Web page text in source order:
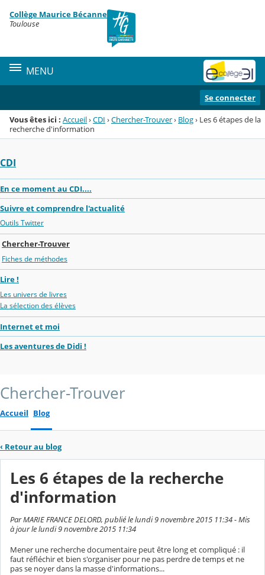
Menu de la rubrique
Contenu
Collège Maurice Bécanne
Toulouse
MENU
Se connecter
Vous êtes ici : Accueil›CDI ›Chercher-Trouver› Blog› Les 6 étapes de la
recherche d'information
CDI
En ce moment au CDI....
Suivre et comprendre l'actualité
Outils Twitter
Chercher-Trouver
Fiches de méthodes
Lire !
Les univers de livres
La sélection des élèves
Internet et moi
Les aventures de Didi !
Chercher-Trouver
Accueil Blog
‹ Retour au blog
Les 6 étapes de la recherche
d'information
Par MARIE FRANCE DELORD, publié le lundi 9 novembre 2015 11:34 - Mis
à jour le lundi 9 novembre 2015 11:34
Mener une recherche documentaire peut être long et compliqué : il
faut réfléchir et bien s'organiser pour ne pas perdre de temps et ne
pas se noyer dans la masse d'informations...